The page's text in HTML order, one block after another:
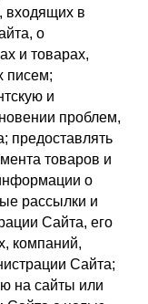
входящих в
о
и товарах,
писем;
и
проблем,
предоставлять
товаров и
о
рассылки и
Сайта, его
компаний,
Сайта;
на сайты или